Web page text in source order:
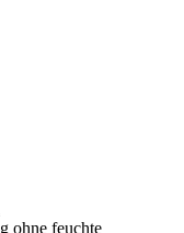
ohne feuchte